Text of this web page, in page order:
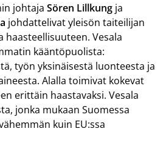
johtaja Sören Lillkung ja
johdattelivat yleisön taiteilijan
Vesala
kääntöpuolista:
työn yksinäisestä luonteesta ja
Alalla toimivat kokevat
erittäin haastavaksi. Vesala
jonka mukaan Suomessa
kuin EU:ssa